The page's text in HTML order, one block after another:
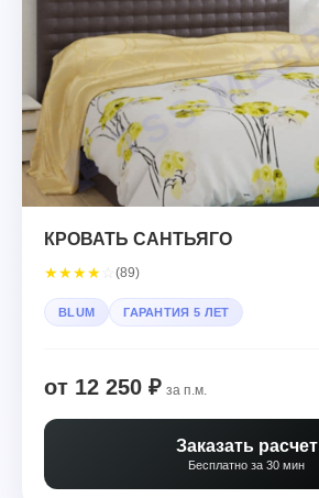
КРОВАТЬ САНТЬЯГО
★★★★ (89)
BLUM ГАРАНТИЯ 5 ЛЕТ
от 12 250 ₽ за п.м.
Заказать расчет
Бесплатно за 30 мин